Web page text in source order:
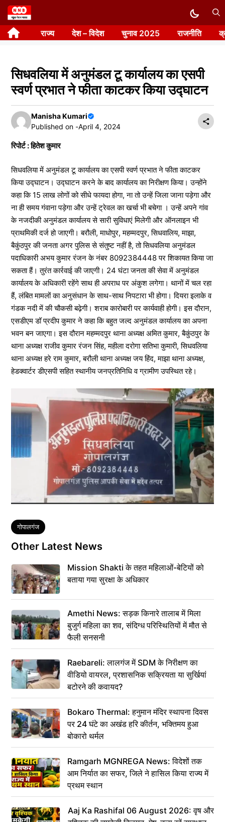
Skip
to
content राज्य देश – विदेश चुनाव 2025 राजनीति
सिधवलिया में अनुमंडल टू कार्यालय का एसपी
स्वर्ण प्रभात ने फीता काटकर किया उद्घाटन
Manisha Kumari
Published on -April 4, 2024
रिपोर्ट : हितेश कुमार
सिधवलिया में अनुमंडल टू कार्यालय का एसपी स्वर्ण प्रभात ने फीता काटकर
किया उद्घाटन। उद्घाटन करने के बाद कार्यालय का निरीक्षण किया। उन्होंने
कहा कि 15 लाख लोगों को सीधे फायदा होगा, ना तो उन्हें जिला जाना पड़ेगा और
ना ही समय गंवाना पड़ेगा और उन्हें ट्रेवल का खर्चा भी बचेगा । उन्हें अपने गांव
के नजदीकी अनुमंडल कार्यालय से सारी सुविधाएं मिलेगी और ऑनलाइन भी
प्राथमिकी दर्ज हो जाएगी। बरौली, माधोपुर, महम्मदपुर, सिधवालिय, माझा,
बैकुंठपुर की जनता अगर पुलिस से संतुष्ट नहीं है, तो सिधवलिया अनुमंडल
पदाधिकारी अभय कुमार रंजन के नंबर 8092384448 पर शिकायत किया जा
सकता हैं। तुरंत कार्रवाई की जाएगी। 24 घंटा जनता की सेवा में अनुमंडल
कार्यालय के अधिकारी रहेंगे साथ ही अपराध पर अंकुश लगेगा। थानों में चल रहा
हैं, लंबित मामलों का अनुसंधान के साथ-साथ निपटारा भी होगा। दियरा इलाके व
गंडक नदी में की चौकसी बढ़ेगी। शराब कारोबारी पर कार्यवाही होगी। इस दौरान,
एसडीएम डॉ प्रदीप कुमार ने कहा कि बहुत जल्द अनुमंडल कार्यालय का अपना
भवन बन जाएगा। इस दौरान महम्मदपुर थाना अध्यक्ष अमित कुमार, बैकुंठपुर के
थाना अध्यक्ष राजीव कुमार रंजन सिंह, महीला दरोगा सतिभा कुमारी, सिधवलिया
थाना अध्यक्ष हरे राम कुमार, बरौली थाना अध्यक्ष जय हिंद, माझा थाना अध्यक्ष,
हेडक्वार्टर डीएसपी सहित स्थानीय जनप्रतिनिधि व ग्रामीण उपस्थित रहे।
Tags
गोपालगंज
Other Latest News
Mission Shakti के तहत महिलाओं-बेटियों को
बताया गया सुरक्षा के अधिकार
Amethi News: सड़क किनारे तालाब में मिला
बुजुर्ग महिला का शव, संदिग्ध परिस्थितियों में मौत से
फैली सनसनी
Raebareli: लालगंज में SDM के निरीक्षण का
वीडियो वायरल, प्रशासनिक सक्रियता या सुर्खियां
बटोरने की कवायद?
Bokaro Thermal: हनुमान मंदिर स्थापना दिवस
पर 24 घंटे का अखंड हरि कीर्तन, भक्तिमय हुआ
बोकारो थर्मल
Ramgarh MGNREGA News: विदेशों तक
आम निर्यात का सफर, जिले ने हासिल किया राज्य में
प्रथम स्थान
Aaj Ka Rashifal 06 August 2026: वृष और